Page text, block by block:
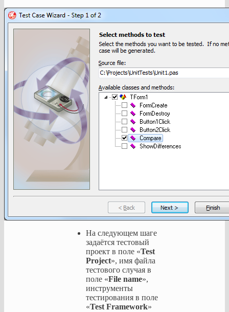
На следующем шаге
задаётся тестовый
проект в поле «Test
Project», имя файла
тестового случая в
поле «File name»,
инструменты
тестирования в поле
«Test Framework»